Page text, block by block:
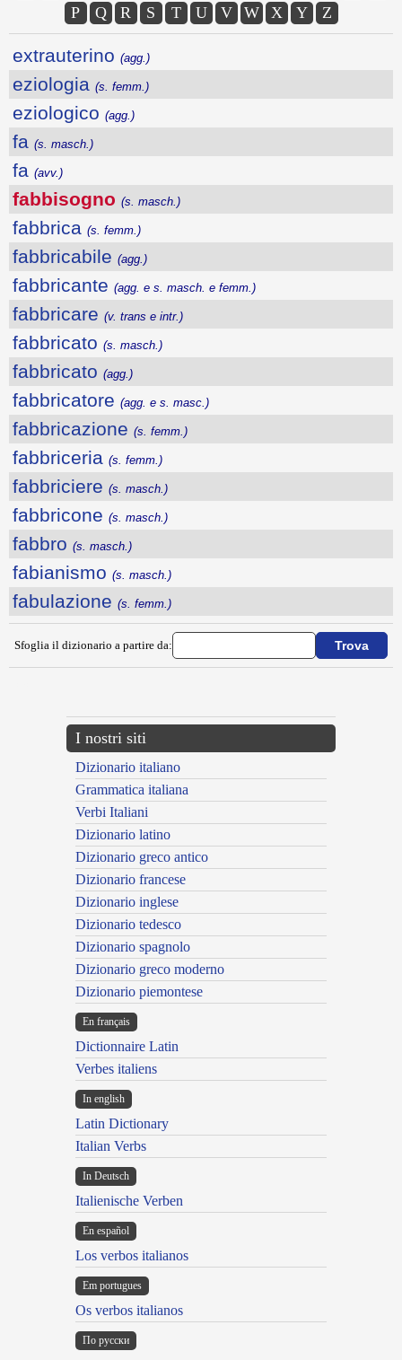
P
Q R S T U V W X Y Z
extrauterino (agg.)
eziologia (s. femm.)
eziologico (agg.)
fa (s. masch.)
fa (avv.)
fabbisogno (s. masch.)
fabbrica (s. femm.)
fabbricabile (agg.)
fabbricante (agg. e s. masch. e femm.)
fabbricare (v. trans e intr.)
fabbricato (s. masch.)
fabbricato (agg.)
fabbricatore (agg. e s. masc.)
fabbricazione (s. femm.)
fabbriceria (s. femm.)
fabbriciere (s. masch.)
fabbricone (s. masch.)
fabbro (s. masch.)
fabianismo (s. masch.)
fabulazione (s. femm.)
Sfoglia il dizionario a partire da:
I nostri siti
Dizionario italiano
Grammatica italiana
Verbi Italiani
Dizionario latino
Dizionario greco antico
Dizionario francese
Dizionario inglese
Dizionario tedesco
Dizionario spagnolo
Dizionario greco moderno
Dizionario piemontese
En français
Dictionnaire Latin
Verbes italiens
In english
Latin Dictionary
Italian Verbs
In Deutsch
Italienische Verben
En español
Los verbos italianos
Em portugues
Os verbos italianos
По русски